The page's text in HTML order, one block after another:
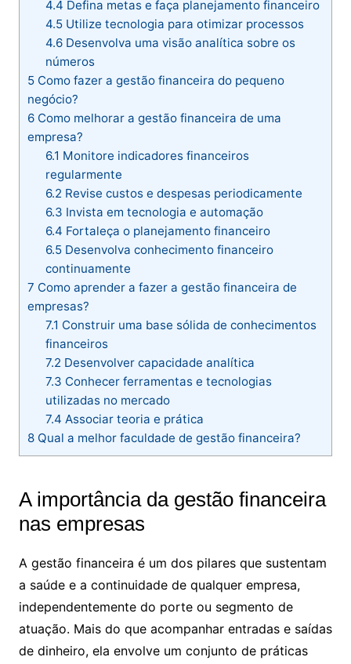
4.4 Defina metas e faça planejamento financeiro
4.5Utilize tecnologia para otimizar processos
4.6Desenvolva uma visão analítica sobre os
números
5Como fazer a gestão financeira do pequeno
negócio​?
6Como melhorar a gestão financeira de uma
empresa?
6.1 Monitore indicadores financeiros
regularmente
6.2 Revise custos e despesas periodicamente
6.3 Invista em tecnologia e automação
6.4 Fortaleça o planejamento financeiro
6.5Desenvolva conhecimento financeiro
continuamente
7 Como aprender a fazer a gestão financeira de
empresas?
7.1 Construir uma base sólida de conhecimentos
financeiros
7.2 Desenvolver capacidade analítica
7.3 Conhecer ferramentas e tecnologias
utilizadas no mercado
7.4 Associar teoria e prática
8Qual a melhor faculdade de gestão financeira?
A importância da gestão financeira
nas empresas
A gestão financeira é um dos pilares que sustentam
a saúde e a continuidade de qualquer empresa,
independentemente do porte ou segmento de
atuação. Mais do que acompanhar entradas e saídas
de dinheiro, ela envolve um conjunto de práticas